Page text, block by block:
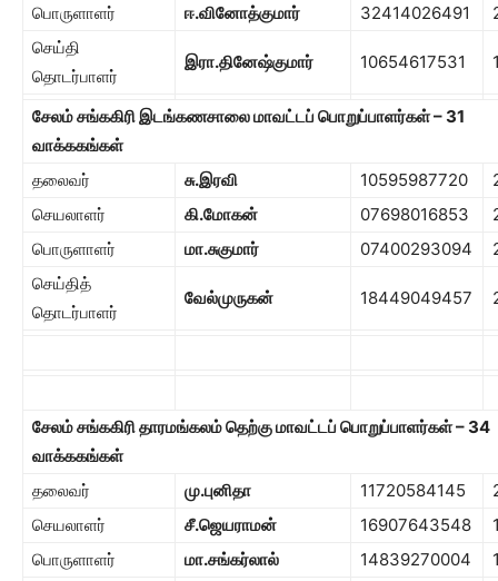
பொருளாளர்
ஈ.வினோத்குமார் 32414026491
செய்தி
தொடர்பாளர்
இரா.தினேஷ்குமார் 10654617531
சேலம் சங்ககிரி இடங்கணசாலை மாவட்டப் பொறுப்பாளர்கள்– 31
வாக்ககங்கள்
தலைவர்
சு.இரவி 10595987720
செயலாளர்
கி.மோகன் 07698016853
பொருளாளர்
மா.சுகுமார் 07400293094
செய்தித்
தொடர்பாளர்
வேல்முருகன் 18449049457
சேலம் சங்ககிரி தாரமங்கலம் தெற்கு மாவட்டப் பொறுப்பாளர்கள்– 34
வாக்ககங்கள்
தலைவர்
மு.புனிதா 11720584145
செயலாளர்
சீ.ஜெயராமன் 16907643548
பொருளாளர்
மா.சங்கர்லால் 14839270004